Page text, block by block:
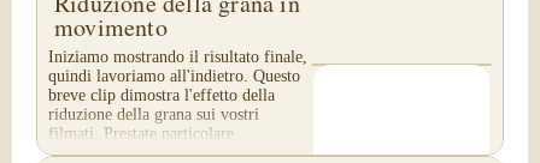
movimento
Iniziamo mostrando il risultato finale,
quindi lavoriamo all'indietro. Questo
breve clip dimostra l'effetto della
riduzione della grana sui vostri
filmati. Prestate particolare
attenzione...